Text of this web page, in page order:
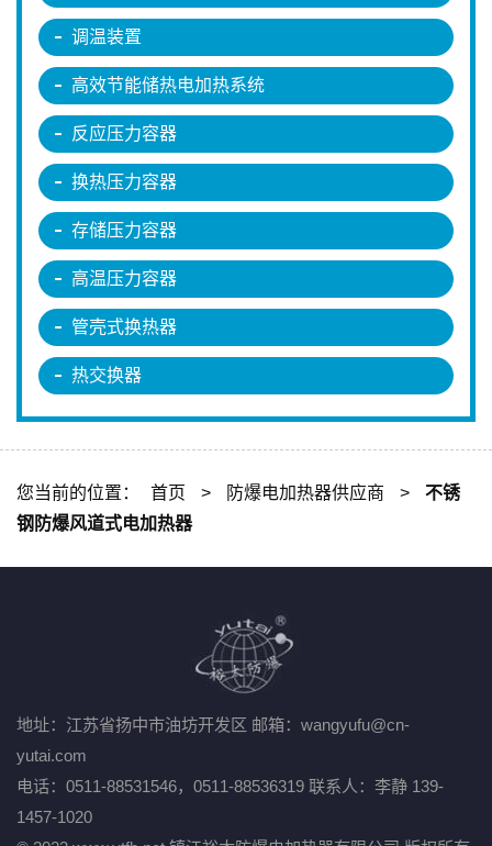
调温装置
高效节能储热电加热系统
反应压力容器
换热压力容器
存储压力容器
高温压力容器
管壳式换热器
热交换器
您当前的位置： 首页 > 防爆电加热器供应商 >
不锈
钢防爆风道式电加热器
地址：江苏省扬中市油坊开发区 邮箱：wangyufu@cn-
yutai.com
电话：0511-88531546，0511-88536319 联系人：李静 139-
1457-1020